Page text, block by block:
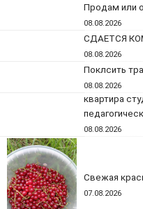
Продам или
08.08.2026
СДАЕТСЯ
08.08.2026
Поклсить
08.08.2026
квартира
08.08.2026
Свежая
07.08.2026